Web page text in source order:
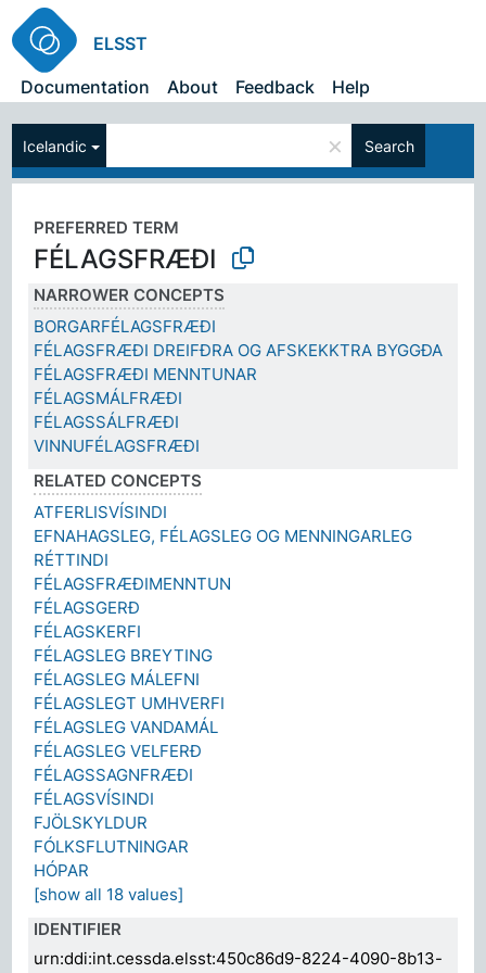
ELSST
Documentation
About Feedback Help
Icelandic × Search
PREFERRED TERM
FÉLAGSFRÆÐI
NARROWER CONCEPTS
BORGARFÉLAGSFRÆÐI
FÉLAGSFRÆÐI DREIFÐRA OG AFSKEKKTRA BYGGÐA
FÉLAGSFRÆÐI MENNTUNAR
FÉLAGSMÁLFRÆÐI
FÉLAGSSÁLFRÆÐI
VINNUFÉLAGSFRÆÐI
RELATED CONCEPTS
ATFERLISVÍSINDI
EFNAHAGSLEG, FÉLAGSLEG OG MENNINGARLEG
RÉTTINDI
FÉLAGSFRÆÐIMENNTUN
FÉLAGSGERÐ
FÉLAGSKERFI
FÉLAGSLEG BREYTING
FÉLAGSLEG MÁLEFNI
FÉLAGSLEGT UMHVERFI
FÉLAGSLEG VANDAMÁL
FÉLAGSLEG VELFERÐ
FÉLAGSSAGNFRÆÐI
FÉLAGSVÍSINDI
FJÖLSKYLDUR
FÓLKSFLUTNINGAR
HÓPAR
[show all 18 values]
IDENTIFIER
urn:ddi:int.cessda.elsst:450c86d9-8224-4090-8b13-